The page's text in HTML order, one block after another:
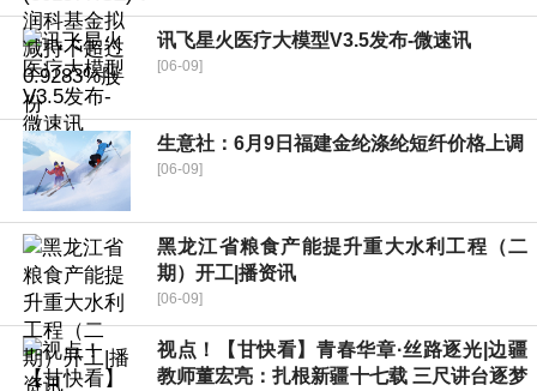
讯飞星火医疗大模型V3.5发布-微速讯
[06-09]
生意社：6月9日福建金纶涤纶短纤价格上调
[06-09]
黑龙江省粮食产能提升重大水利工程（二
期）开工|播资讯
[06-09]
视点！【甘快看】青春华章·丝路逐光|边疆
教师董宏亮：扎根新疆十七载 三尺讲台逐梦